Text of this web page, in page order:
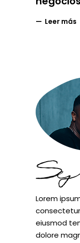
Leer más
Lorem
eiusmod
dolore